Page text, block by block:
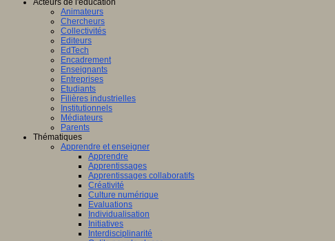
Acteurs de l'éducation
Animateurs
Chercheurs
Collectivités
Editeurs
EdTech
Encadrement
Enseignants
Entreprises
Etudiants
Filières industrielles
Institutionnels
Médiateurs
Parents
Thématiques
Apprendre et enseigner
Apprendre
Apprentissages
Apprentissages collaboratifs
Créativité
Culture numérique
Evaluations
Individualisation
Initiatives
Interdisciplinarité